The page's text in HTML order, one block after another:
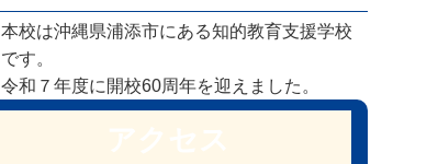
本校は沖縄県浦添市にある知的教育支援学校
です。
令和７年度に開校60周年を迎えました。